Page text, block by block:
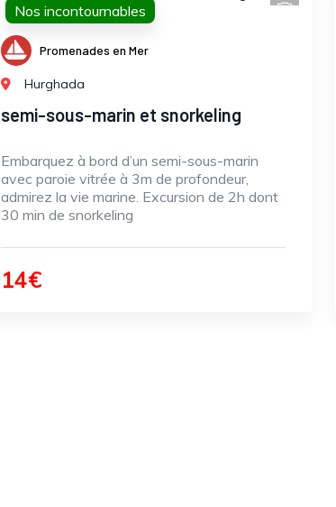
Nos incontournables
Promenades en Mer
Hurghada
semi-sous-marin et snorkeling
Embarquez à bord d’un semi-sous-marin
avec paroie vitrée à 3m de profondeur,
admirez la vie marine. Excursion de 2h dont
30 min de snorkeling
14€